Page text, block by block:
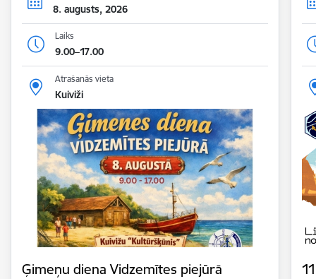
8. augusts, 2026
Laiks
9.00–17.00
Atrašanās vieta
Kuiviži
Ģimeņu diena Vidzemītes piejūrā